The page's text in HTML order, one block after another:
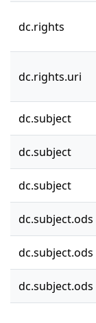
dc.rights
dc.rights.uri
dc.subject
dc.subject
dc.subject
dc.subject.ods
dc.subject.ods
dc.subject.ods